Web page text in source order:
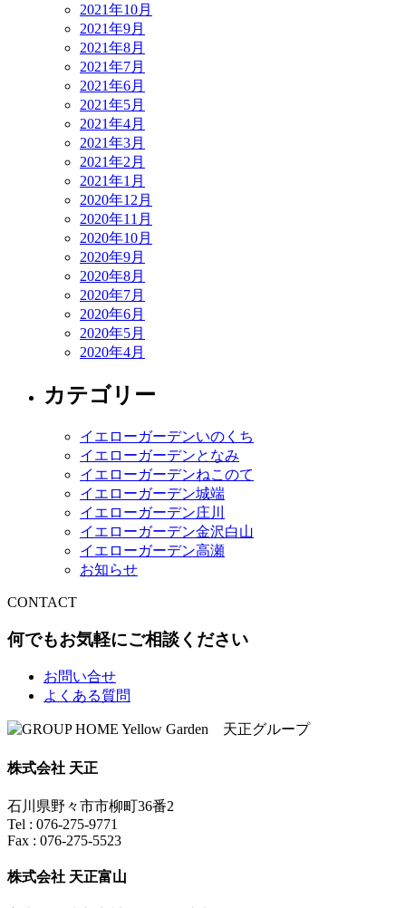
2021年10月
2021年9月
2021年8月
2021年7月
2021年6月
2021年5月
2021年4月
2021年3月
2021年2月
2021年1月
2020年12月
2020年11月
2020年10月
2020年9月
2020年8月
2020年7月
2020年6月
2020年5月
2020年4月
カテゴリー
イエローガーデンいのくち
イエローガーデンとなみ
イエローガーデンねこのて
イエローガーデン城端
イエローガーデン庄川
イエローガーデン金沢白山
イエローガーデン高瀬
お知らせ
CONTACT
何でもお気軽にご相談ください
お問い合せ
よくある質問
株式会社 天正
石川県野々市市柳町36番2
Tel : 076-275-9771
Fax : 076-275-5523
株式会社 天正富山